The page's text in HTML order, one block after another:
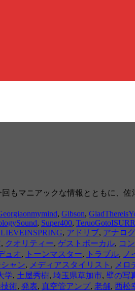
もマニアックな情報とともに、
, Gibson,
, Super400,
, アドリブ, アナロ
, クオリティー, ゲストボーカル, コ
ュオ, トーンマスター, トラブル, ノ
ャン, メディアスタイリスト , メロ
学, 土屋秀樹, 埼玉県草加市, 壁の写
術, 発表, 真空管アンプ, 老舗, 西松